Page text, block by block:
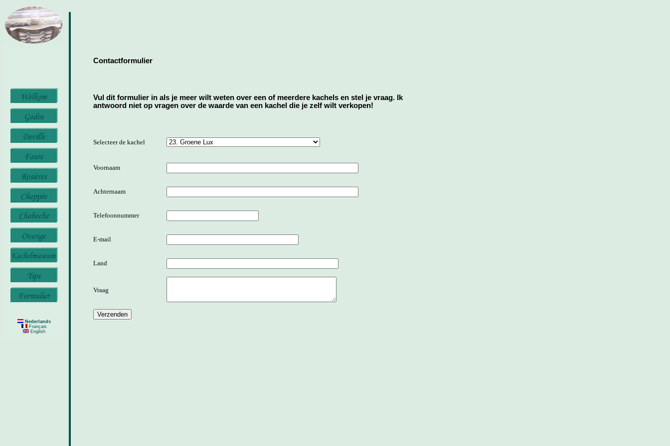
Nederlands
Français
English
Contactformulier
Vul dit formulier in als je meer wilt weten over een of meerdere kachels en stel je vraag. Ik
antwoord niet op vragen over de waarde van een kachel die je zelf wilt verkopen!
Selecteer de kachel
Voornaam
Achternaam
Telefoonnummer
E-mail
Land
Vraag